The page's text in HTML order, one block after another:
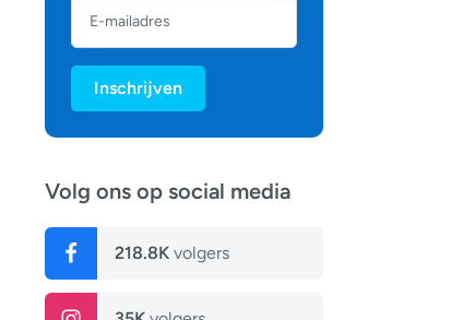
Inschrijven
Volg ons op social media
218.8K volgers